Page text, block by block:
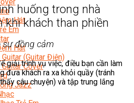
Hát
Em
Hát
(Guitar Điện)
Cover
Jazz
huống trong nhà
khi khách than phiền
sự đồng cảm
giải trình vụ việc, điều bạn cần làm
đưa khách ra xa khỏi quầy (tránh
câu chuyện) và tập trung lắng